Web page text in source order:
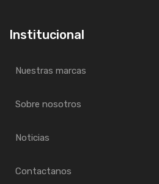
Institucional
Nuestras marcas
Sobre nosotros
Noticias
Contactanos